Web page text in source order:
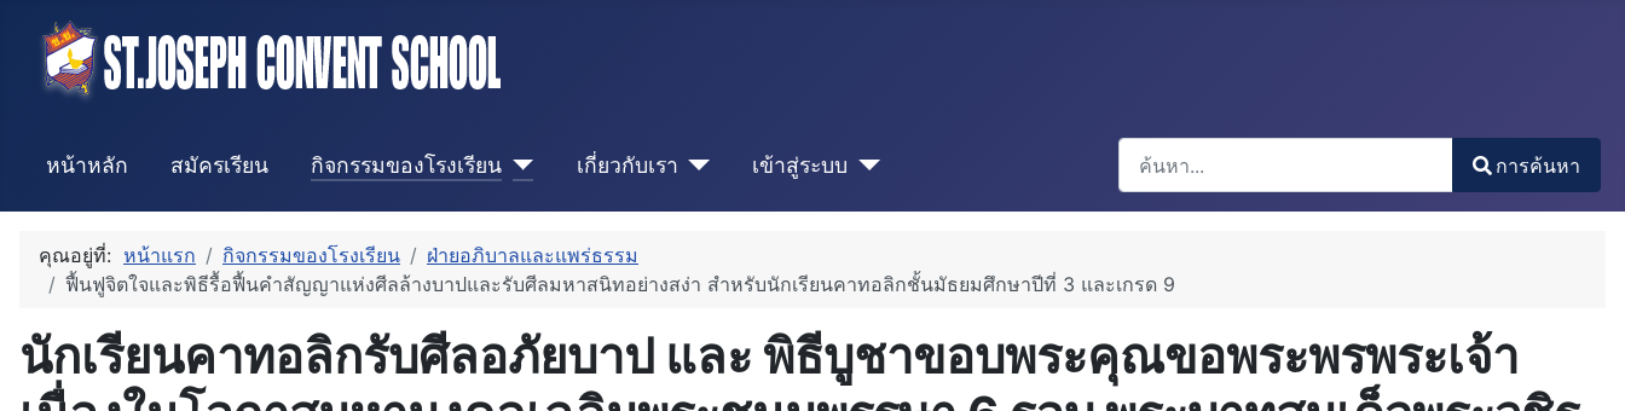
หน้าหลัก สมัครเรียน กิจกรรมของโรงเรียน เกี่ยวกับเรา เข้าสู่ระบบ
การค้นหา
Type 2 or more characters for results.
การค้นหา
คุณอยู่ที่: หน้าแรก กิจกรรมของโรงเรียน
ฝ่ายอภิบาลและแพร่ธรรม
ฟื้นฟูจิตใจและพิธีรื้อฟื้นคำสัญญาแห่งศีลล้างบาปและรับศีลมหาสนิทอย่างสง่า สำหรับนักเรียนคาทอลิกชั้นมัธยมศึกษาปีที่ 3 และเกรด 9
นักเรียนคาทอลิกรับศีลอภัยบาป และ พิธีบูชาขอบพระคุณขอพระพรพระเจ้า